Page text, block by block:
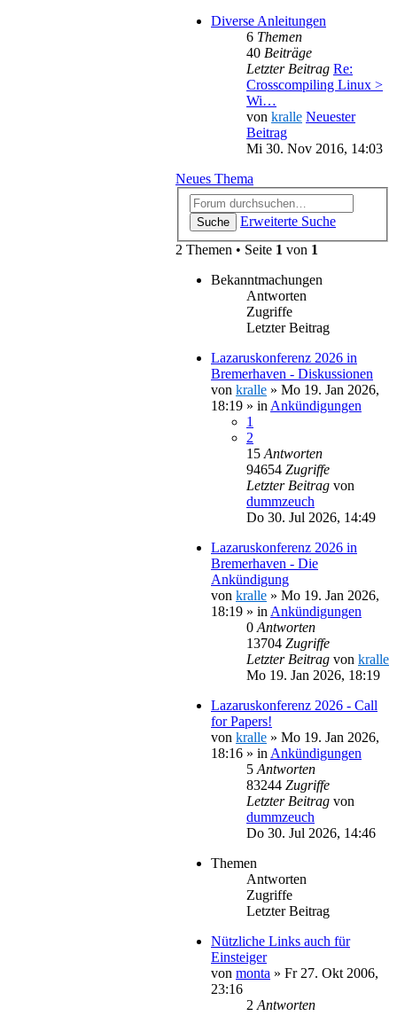
Diverse Anleitungen
6 Themen
40 Beiträge
Letzter Beitrag Re:
Crosscompiling Linux >
Wi…
von kralle Neuester
Beitrag
Mi 30. Nov 2016, 14:03
Neues Thema
Suche
Erweiterte Suche
2 Themen • Seite 1 von 1
Bekanntmachungen
Antworten
Zugriffe
Letzter Beitrag
Lazaruskonferenz 2026 in
Bremerhaven - Diskussionen
von kralle » Mo 19. Jan 2026,
18:19 » in Ankündigungen
1
2
15 Antworten
94654 Zugriffe
Letzter Beitrag von
dummzeuch
Do 30. Jul 2026, 14:49
Lazaruskonferenz 2026 in
Bremerhaven - Die
Ankündigung
von kralle » Mo 19. Jan 2026,
18:19 » in Ankündigungen
0 Antworten
13704 Zugriffe
Letzter Beitrag von kralle
Mo 19. Jan 2026, 18:19
Lazaruskonferenz 2026 - Call
for Papers!
von kralle » Mo 19. Jan 2026,
18:16 » in Ankündigungen
5 Antworten
83244 Zugriffe
Letzter Beitrag von
dummzeuch
Do 30. Jul 2026, 14:46
Themen
Antworten
Zugriffe
Letzter Beitrag
Nützliche Links auch für
Einsteiger
von monta » Fr 27. Okt 2006,
23:16
2 Antworten